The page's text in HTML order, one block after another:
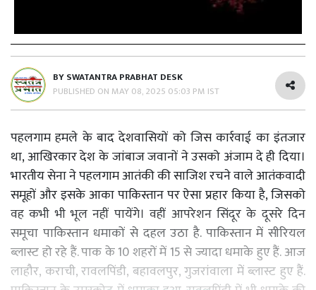
BYSWATANTRA PRABHAT DESK
PUBLISHED ON MAY 08, 2025 05:03 PM IST
पहलगाम हमले के बाद देशवासियों को जिस कार्रवाई का इंतजार
था, आखिरकार देश के जांबाज जवानों ने उसको अंजाम दे ही दिया।
भारतीय सेना ने पहलगाम आतंकी की साजिश रचने वाले आतंकवादी
समूहों और इसके आका पाकिस्तान पर ऐसा प्रहार किया है, जिसको
वह कभी भी भूल नहीं पायेंगे। वहीं आपरेशन सिंदूर के दूसरे दिन
समूचा पाकिस्तान धमाकों से दहल उठा है. पाकिस्तान में सीरियल
ब्लास्ट हो रहे हैं. पाक के 10 शहरों में 15 से ज्यादा धमाके हुए हैं. आज
लाहौर, कराची, रावलपिंडी, बहावलपुर, गुजरांवाला में ब्लास्ट हुए हैं.